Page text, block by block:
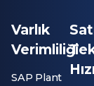
Varlık
Verimliliği
SAP Plant
Hızı